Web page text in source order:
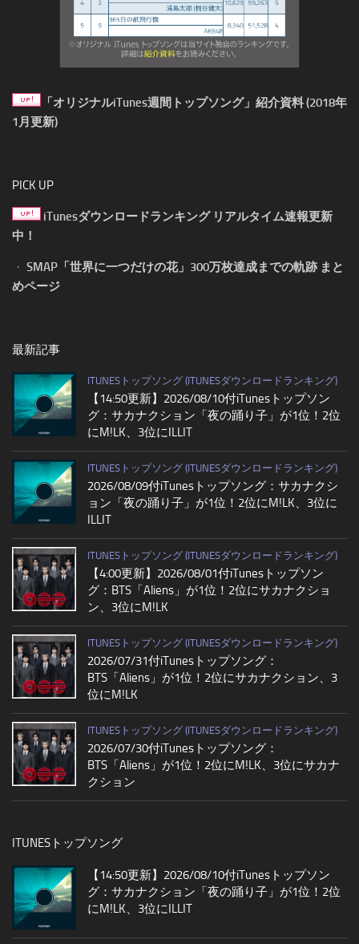
「オリジナルiTunes週間トップソング」紹介資料 (2018年
1月更新)
PICK UP
iTunesダウンロードランキング リアルタイム速報更新
中！
・ SMAP「世界に一つだけの花」300万枚達成までの軌跡 まと
めページ
最新記事
ITUNESトップソング (ITUNESダウンロードランキング)
【14:50更新】2026/08/10付iTunesトップソン
グ：サカナクション「夜の踊り子」が1位！2位
にM!LK、3位にILLIT
ITUNESトップソング (ITUNESダウンロードランキング)
2026/08/09付iTunesトップソング：サカナクシ
ョン「夜の踊り子」が1位！2位にM!LK、3位に
ILLIT
ITUNESトップソング (ITUNESダウンロードランキング)
【4:00更新】2026/08/01付iTunesトップソン
グ：BTS「Aliens」が1位！2位にサカナクショ
ン、3位にM!LK
ITUNESトップソング (ITUNESダウンロードランキング)
2026/07/31付iTunesトップソング：
BTS「Aliens」が1位！2位にサカナクション、3
位にM!LK
ITUNESトップソング (ITUNESダウンロードランキング)
2026/07/30付iTunesトップソング：
BTS「Aliens」が1位！2位にM!LK、3位にサカナ
クション
ITUNESトップソング
【14:50更新】2026/08/10付iTunesトップソン
グ：サカナクション「夜の踊り子」が1位！2位
にM!LK、3位にILLIT